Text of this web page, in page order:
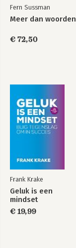
Fern Sussman
Meer dan woorden
€ 72,50
Frank Krake
Geluk is een
mindset
€ 19,99